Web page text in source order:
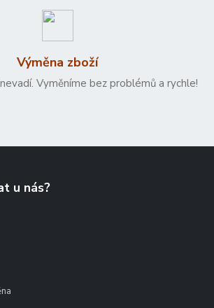
Výměna zboží
Vyměníme bez problémů a rychle!
u nás?